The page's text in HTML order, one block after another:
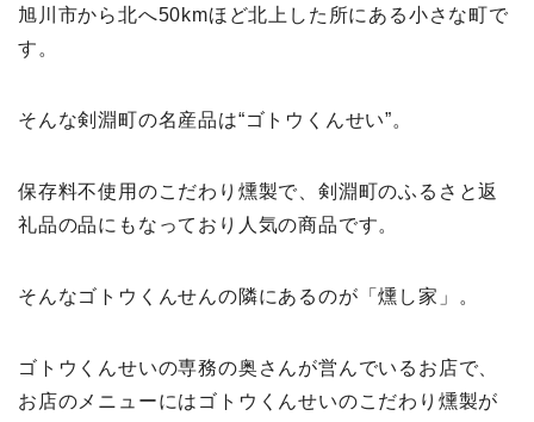
旭川市から北へ50kmほど北上した所にある小さな町で
す。
そんな剣淵町の名産品は“ゴトウくんせい”。
保存料不使用のこだわり燻製で、剣淵町のふるさと返
礼品の品にもなっており人気の商品です。
そんなゴトウくんせんの隣にあるのが「燻し家」。
ゴトウくんせいの専務の奥さんが営んでいるお店で、
お店のメニューにはゴトウくんせいのこだわり燻製が